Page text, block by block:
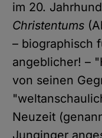
im 20.
Christentums
– biographisch
angeblicher! –
von seinen
Neuzeit